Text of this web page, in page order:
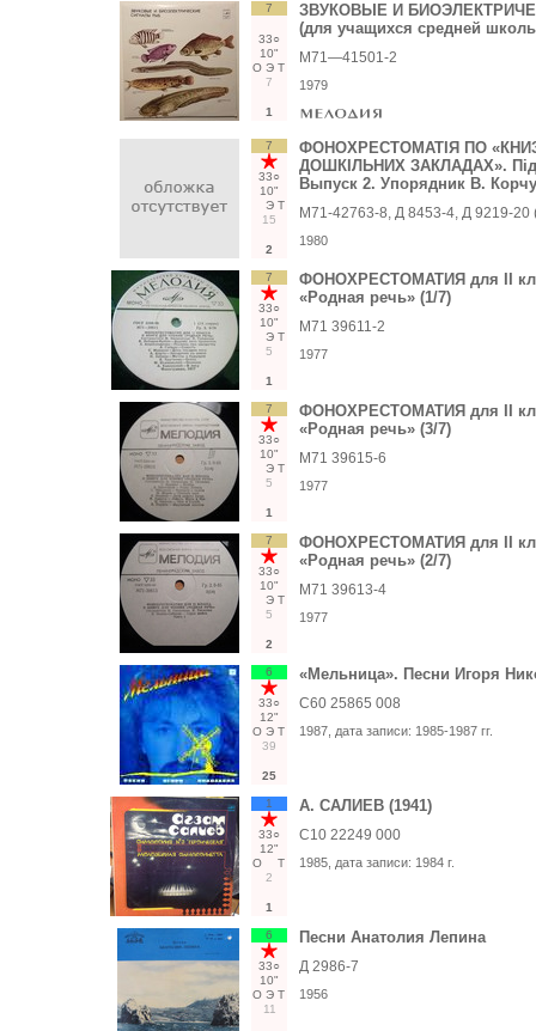
7
33○
10"
О Э Т
7
1
ЗВУКОВЫЕ И
(для учащихся средней
М71—41501-2
1979
7
33○
10"
Э Т
15
2
ФОНОХРЕСТОМАТІЯ ПО
ДОШКІЛЬНИХ ЗАКЛАДАХ».
Выпуск 2. Упорядник В.
М71-42763-8, Д 8453-4, Д 9219-20
1980
7
33○
10"
Э Т
5
1
ФОНОХРЕСТОМАТИЯ для II
«Родная речь» (1/7)
М71 39611-2
1977
7
33○
10"
Э Т
5
1
ФОНОХРЕСТОМАТИЯ для II
«Родная речь» (3/7)
М71 39615-6
1977
7
33○
10"
Э Т
5
2
ФОНОХРЕСТОМАТИЯ для II
«Родная речь» (2/7)
М71 39613-4
1977
6
33○
12"
О Э Т
39
25
«Мельница». Песни Игоря
С60 25865 008
1987 , дата записи: 1985-1987 гг.
1
33○
12"
О
Т
2
1
А. САЛИЕВ (1941)
С10 22249 000
1985 , дата записи: 1984 г.
6
33○
10"
О Э Т
11
Песни Анатолия Лепина
Д 2986-7
1956